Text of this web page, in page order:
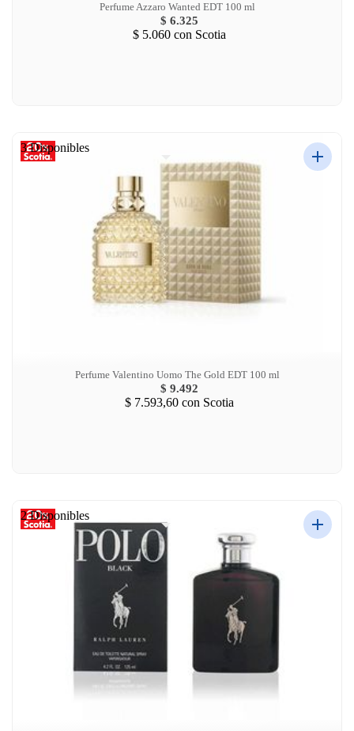
Perfume Azzaro Wanted EDT 100 ml
$ 6.325
$ 5.060 con Scotia
Perfume Valentino Uomo The Gold EDT 100 ml
$ 9.492
$ 7.593,60 con Scotia
3 Disponibles
2 Disponibles